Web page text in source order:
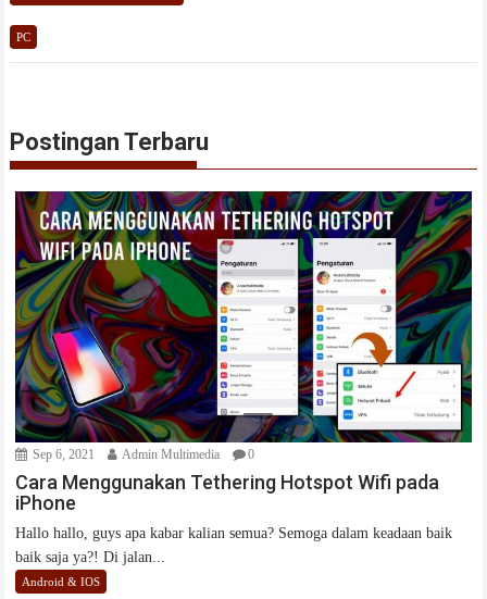
PC
Postingan Terbaru
Sep 6, 2021 Admin Multimedia 0
Cara Menggunakan Tethering Hotspot Wifi pada
iPhone
Hallo hallo, guys apa kabar kalian semua? Semoga dalam keadaan baik
baik saja ya?! Di jalan...
Android & IOS